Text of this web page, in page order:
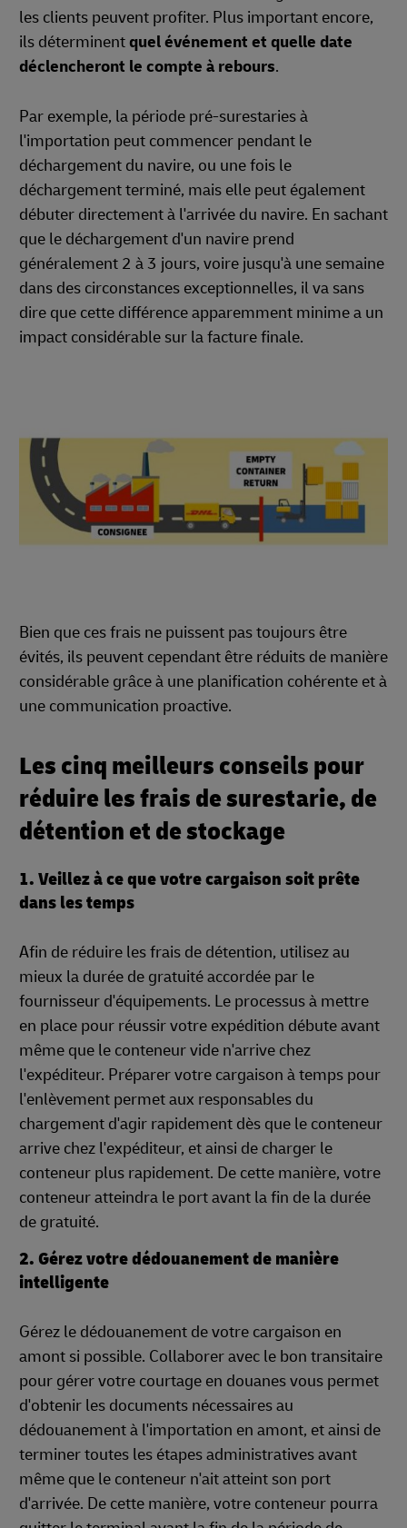
les clients peuvent profiter. Plus important encore,
ils déterminentquel événement et quelle date
déclencheront le compte à rebours.
Par exemple, la période pré-surestaries à
l'importation peut commencer pendant le
déchargement du navire, ou une fois le
déchargement terminé, mais elle peut également
débuter directement à l'arrivée du navire. En sachant
que le déchargement d'un navire prend
généralement 2 à 3 jours, voire jusqu'à une semaine
dans des circonstances exceptionnelles, il va sans
dire que cette différence apparemment minime a un
impact considérable sur la facture finale.
Bien que ces frais ne puissent pas toujours être
évités, ils peuvent cependant être réduits de manière
considérable grâce à une planification cohérente et à
une communication proactive.
Les cinq meilleurs conseils pour
réduire les frais de surestarie, de
détention et de stockage
1. Veillez à ce que votre cargaison soit prête
dans les temps
Afin de réduire les frais de détention, utilisez au
mieux la durée de gratuité accordée par le
fournisseur d'équipements. Le processus à mettre
en place pour réussir votre expédition débute avant
même que le conteneur vide n'arrive chez
l'expéditeur. Préparer votre cargaison à temps pour
l'enlèvement permet aux responsables du
chargement d'agir rapidement dès que le conteneur
arrive chez l'expéditeur, et ainsi de charger le
conteneur plus rapidement. De cette manière, votre
conteneur atteindra le port avant la fin de la durée
de gratuité.
2. Gérez votre dédouanement de manière
intelligente
Gérez le dédouanement de votre cargaison en
amont si possible. Collaborer avec le bon transitaire
pour gérer votre courtage en douanes vous permet
d'obtenir les documents nécessaires au
dédouanement à l'importation en amont, et ainsi de
terminer toutes les étapes administratives avant
même que le conteneur n'ait atteint son port
d'arrivée. De cette manière, votre conteneur pourra